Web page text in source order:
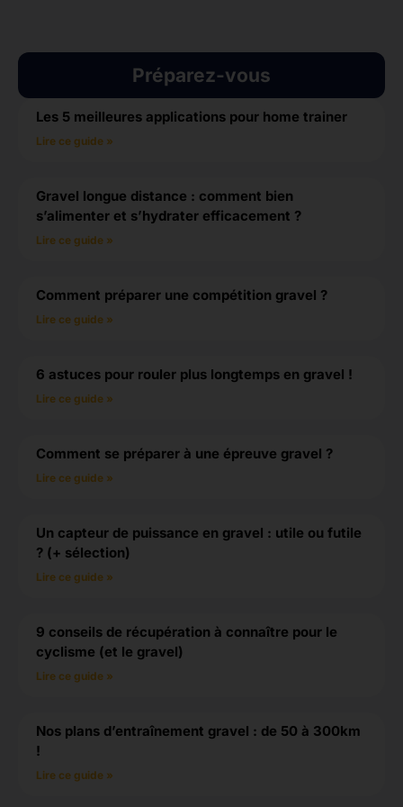
Préparez-vous
Les 5 meilleures applications pour home trainer
Lire ce guide »
Gravel longue distance : comment bien
s’alimenter et s’hydrater efficacement ?
Lire ce guide »
Comment préparer une compétition gravel ?
Lire ce guide »
6 astuces pour rouler plus longtemps en gravel !
Lire ce guide »
Comment se préparer à une épreuve gravel ?
Lire ce guide »
Un capteur de puissance en gravel : utile ou futile
? (+ sélection)
Lire ce guide »
9 conseils de récupération à connaître pour le
cyclisme (et le gravel)
Lire ce guide »
Nos plans d’entraînement gravel : de 50 à 300km
!
Lire ce guide »